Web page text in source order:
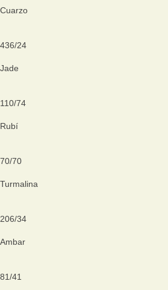
Cuarzo
436/24
Jade
110/74
Rubí
70/70
Turmalina
206/34
Ambar
81/41